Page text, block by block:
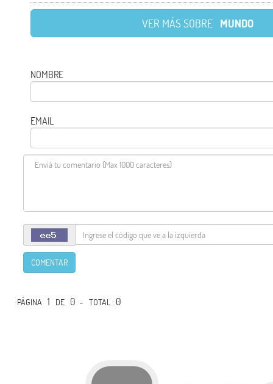
VER MÁS SOBRE MUNDO
NOMBRE
EMAIL
COMENTAR
PÁGINA 1 DE 0 -TOTAL: 0